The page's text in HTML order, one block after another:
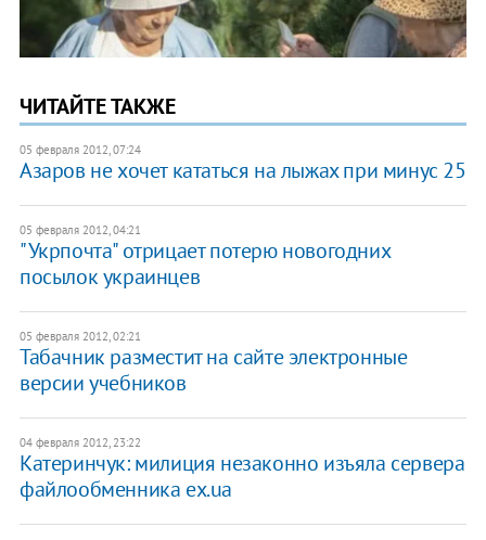
ЧИТАЙТЕ ТАКЖЕ
05 февраля 2012, 07:24
Азаров не хочет кататься на лыжах при минус 25
05 февраля 2012, 04:21
"Укрпочта" отрицает потерю новогодних
посылок украинцев
05 февраля 2012, 02:21
Табачник разместит на сайте электронные
версии учебников
04 февраля 2012, 23:22
Катеринчук: милиция незаконно изъяла сервера
файлообменника ex.ua